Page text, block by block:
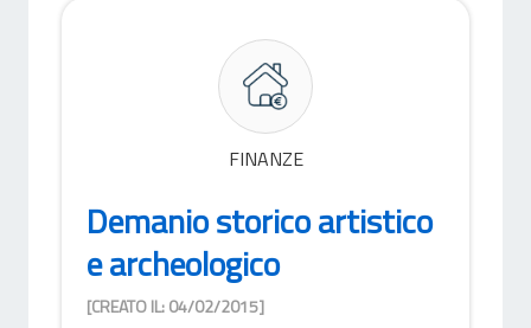
FINANZE
Demanio storico artistico
e archeologico
[CREATO IL: 04/02/2015]